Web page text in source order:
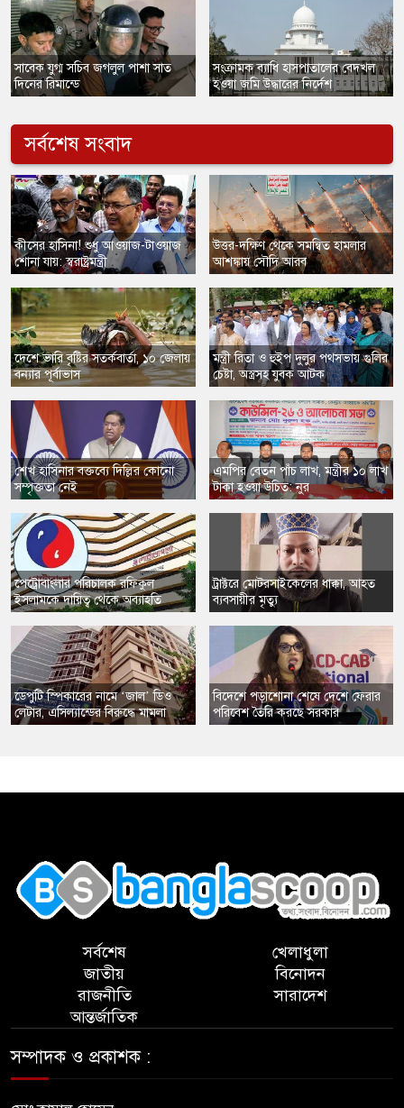
​সাবেক যুগ্ম সচিব জগলুল পাশা সাত
দিনের রিমান্ডে
​সংক্রামক ব্যাধি হাসপাতালের বেদখল
হওয়া জমি উদ্ধারের নির্দেশ
সর্বশেষ সংবাদ
​কীসের হাসিনা! শুধু আওয়াজ-টাওয়াজ
শোনা যায়: স্বরাষ্ট্রমন্ত্রী
​দেশে ভারি বৃষ্টির সতর্কবার্তা, ১০ জেলায়
বন্যার পূর্বাভাস
শেখ হাসিনার বক্তব্যে দিল্লির কোনো
সম্পৃক্ততা নেই
​পেট্রোবাংলার পরিচালক রফিকুল
ইসলামকে দায়িত্ব থেকে অব্যাহতি
​ডেপুটি স্পিকারের নামে ‘জাল’ ডিও
লেটার, এসিল্যান্ডের বিরুদ্ধে মামলা
​উত্তর-দক্ষিণ থেকে সমন্বিত হামলার
আশঙ্কায় সৌদি আরব
​মন্ত্রী রিতা ও হুইপ দুলুর পথসভায় গুলির
চেষ্টা, অস্ত্রসহ যুবক আটক
এমপির বেতন পাঁচ লাখ, মন্ত্রীর ১০ লাখ
টাকা হওয়া উচিত: নুর
ট্রাক্টরে মোটরসাইকেলের ধাক্কা, আহত
ব্যবসায়ীর মৃত্যু
বিদেশে পড়াশোনা শেষে দেশে ফেরার
পরিবেশ তৈরি করছে সরকার
সর্বশেষ
জাতীয়
রাজনীতি
আন্তর্জাতিক
খেলাধুলা
বিনোদন
সারাদেশ
সম্পাদক ও প্রকাশক :